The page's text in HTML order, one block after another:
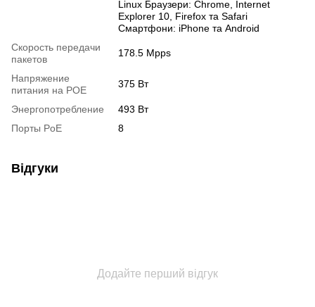
Linux Браузери: Chrome, Internet
Explorer 10, Firefox та Safari
Смартфони: iPhone та Android
Скорость передачи
пакетов
178.5 Mpps
Напряжение
питания на POE
375 Вт
Энергопотребление
493 Вт
Порты PoE
8
Відгуки
Додайте перший відгук